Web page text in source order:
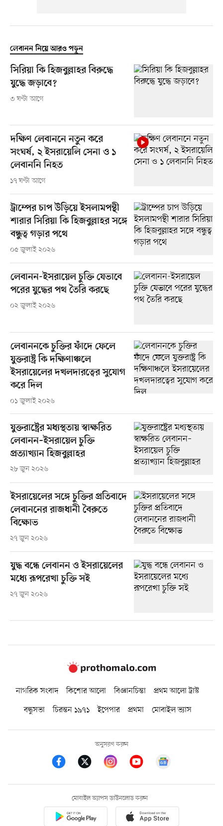
লেবানন নিয়ে আরও পড়ুন
সিরিয়া কি হিজবুল্লাহর বিরুদ্ধে
যুদ্ধে জড়াবে?
৩ ঘণ্টা আগে
দক্ষিণ লেবাননে নতুন করে
সংঘর্ষ, ২ ইসরায়েলি সেনা ও ১
লেবাননি নিহত
১৭ ঘণ্টা আগে
ট্রাম্পের চাপ উড়িয়ে ইসলামপন্থী
শারার সিরিয়া কি হিজবুল্লাহর সঙ্গে
বন্ধুত্ব গড়ার পথে
০৫ জুলাই ২০২৬
লেবানন-ইসরায়েল চুক্তি যেভাবে
পরের যুদ্ধের পথ তৈরি করছে
০২ জুলাই ২০২৬
লেবাননকে চুক্তির ফাঁদে ফেলে
যুক্তরাষ্ট্র কি দক্ষিণাঞ্চলে
ইসরায়েলের দখলদারত্বের সুযোগ
করে দিল
০১ জুলাই ২০২৬
যুক্তরাষ্ট্রের মধ্যস্থতায় স্বাক্ষরিত
লেবানন–ইসরায়েল চুক্তি
প্রত্যাখ্যান হিজবুল্লাহর
২৮ জুন ২০২৬
ইসরায়েলের সঙ্গে চুক্তির প্রতিবাদে
লেবাননের রাজধানী বৈরুতে
বিক্ষোভ
২৭ জুন ২০২৬
যুদ্ধ বন্ধে লেবানন ও ইসরায়েলের
মধ্যে রূপরেখা চুক্তি সই
২৭ জুন ২০২৬
নাগরিক সংবাদ কিশোর আলো বিজ্ঞানচিন্তা
প্রথম আলো ট্রাস্ট
বন্ধুসভা
চিরন্তন ১৯৭১ ইপেপার প্রথমা মোবাইল ভ্যাস
অনুসরণ করুন
মোবাইল অ্যাপস ডাউনলোড করুন